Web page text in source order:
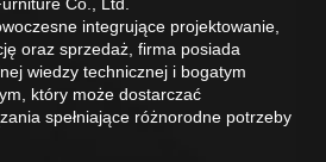
integrujące projektowanie,
oraz sprzedaż, firma posiada
wiedzy technicznej i bogatym
który może dostarczać
spełniające różnorodne potrzeby